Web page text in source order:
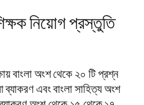
নিয়োগ প্রস্তুতি
বাংলা অংশ থেকে ২০ টি প্রশ্ন
ব্যাকরণ এবং বাংলা সাহিত্য অংশ